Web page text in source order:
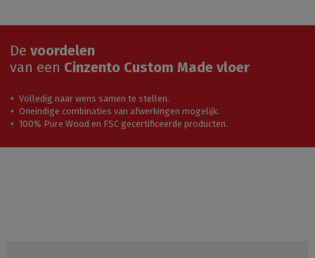
De voordelen
van een Cinzento Custom Made vloer
Volledig naar wens samen te stellen.
Oneindige combinaties van afwerkingen mogelijk.
100% Pure Wood en FSC gecertificeerde producten.